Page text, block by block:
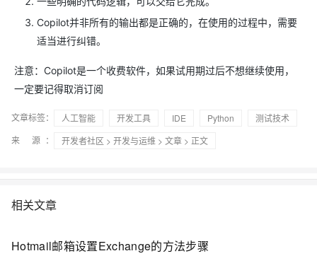
Copilot并非所有的输出都是正确的，在使用的过程中，需要
适当进行纠错。
注意：Copilot是一个收费软件，如果试用期过后不想继续使用，
一定要记得取消订阅
文章标签： 人工智能 开发工具 IDE Python
测试技术
来 源：
开发者社区 > 开发与运维 > 文章 > 正文
相关文章
Hotmail邮箱设置Exchange的方法步骤